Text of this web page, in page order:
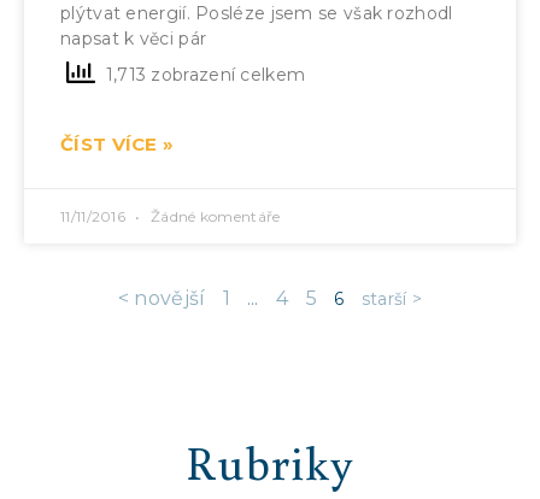
plýtvat energií. Posléze jsem se však rozhodl
napsat k věci pár
1,713 zobrazení celkem
ČÍST VÍCE »
11/11/2016 Žádné komentáře
< novější 1 … 4 5 6 starší >
Rubriky